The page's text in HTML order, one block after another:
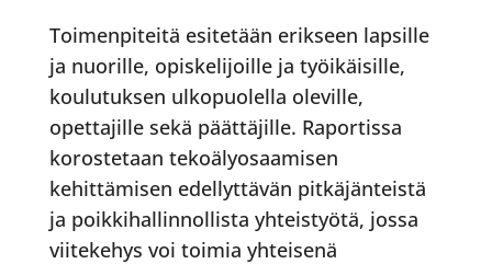
Toimenpiteitä esitetään erikseen lapsille
ja nuorille, opiskelijoille ja työikäisille,
koulutuksen ulkopuolella oleville,
opettajille sekä päättäjille. Raportissa
korostetaan tekoälyosaamisen
kehittämisen edellyttävän pitkäjänteistä
ja poikkihallinnollista yhteistyötä, jossa
viitekehys voi toimia yhteisenä